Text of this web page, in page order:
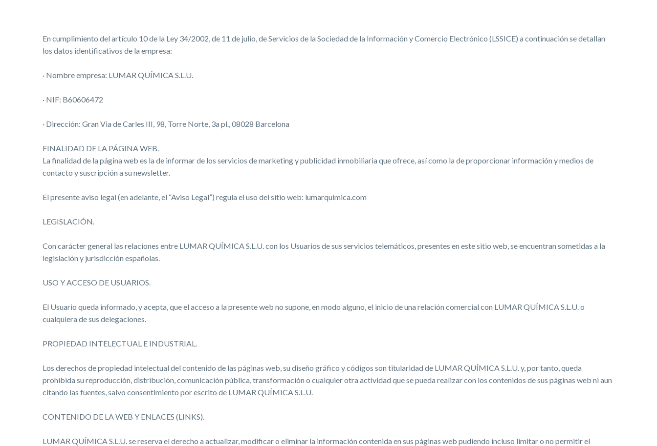
En cumplimiento del artículo 10 de la Ley 34/2002, de 11 de julio, de Servicios de la Sociedad de la Información y Comercio Electrónico (LSSICE) a continuación se detallan
los datos identificativos de la empresa:
· Nombre empresa: LUMAR QUÍMICA S.L.U.
· NIF: B60606472
· Dirección: Gran Via de Carles III, 98, Torre Norte, 3a pl., 08028 Barcelona
FINALIDAD DE LA PÁGINA WEB.
La finalidad de la página web es la de informar de los servicios de marketing y publicidad inmobiliaria que ofrece, así como la de proporcionar información y medios de
contacto y suscripción a su newsletter.
El presente aviso legal (en adelante, el “Aviso Legal”) regula el uso del sitio web: lumarquimica.com
LEGISLACIÓN.
Con carácter general las relaciones entre LUMAR QUÍMICA S.L.U. con los Usuarios de sus servicios telemáticos, presentes en este sitio web, se encuentran sometidas a la
legislación y jurisdicción españolas.
USO Y ACCESO DE USUARIOS.
El Usuario queda informado, y acepta, que el acceso a la presente web no supone, en modo alguno, el inicio de una relación comercial con LUMAR QUÍMICA S.L.U. o
cualquiera de sus delegaciones.
PROPIEDAD INTELECTUAL E INDUSTRIAL.
Los derechos de propiedad intelectual del contenido de las páginas web, su diseño gráfico y códigos son titularidad de LUMAR QUÍMICA S.L.U. y, por tanto, queda
prohibida su reproducción, distribución, comunicación pública, transformación o cualquier otra actividad que se pueda realizar con los contenidos de sus páginas web ni aun
citando las fuentes, salvo consentimiento por escrito de LUMAR QUÍMICA S.L.U.
CONTENIDO DE LA WEB Y ENLACES (LINKS).
LUMAR QUÍMICA S.L.U. se reserva el derecho a actualizar, modificar o eliminar la información contenida en sus páginas web pudiendo incluso limitar o no permitir el